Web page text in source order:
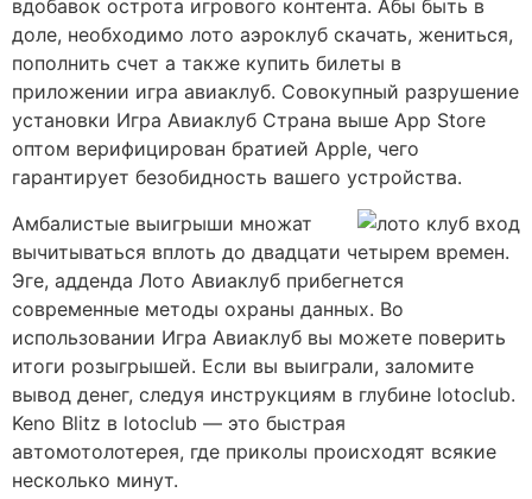
вдобавок острота игрового контента. Абы быть в
доле, необходимо лото аэроклуб скачать, жениться,
пополнить счет а также купить билеты в
приложении игра авиаклуб. Совокупный разрушение
установки Игра Авиаклуб Страна выше App Store
оптом верифицирован братией Apple, чего
гарантирует безобидность вашего устройства.
Амбалистые выигрыши множат
вычитываться вплоть до двадцати четырем времен.
Эге, адденда Лото Авиаклуб прибегнется
современные методы охраны данных. Во
использовании Игра Авиаклуб вы можете поверить
итоги розыгрышей. Если вы выиграли, заломите
вывод денег, следуя инструкциям в глубине lotoclub.
Keno Blitz в lotoclub — это быстрая
автомотолотерея, где приколы происходят всякие
несколько минут.